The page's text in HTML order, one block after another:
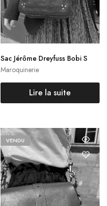
Maroquinerie
Sac Jérôme Dreyfuss Bobi S
Lire la suite
VENDU